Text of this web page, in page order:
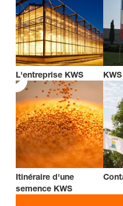
L'entreprise KWS
Itinéraire d'une
semence KWS